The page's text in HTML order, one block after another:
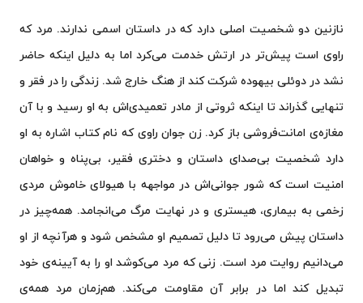
نازنین دو شخصیت اصلی دارد که در داستان اسمی ندارند. مرد که
راوی است پیش‌تر در ارتش خدمت می‌کرد اما به دلیل اینکه حاضر
نشد در دوئلی بیهوده شرکت کند از هنگ خارج شد. زندگی را در فقر و
تنهایی گذراند تا اینکه ثروتی از مادر تعمیدی‌اش به او رسید و با آن
مغازه‌ی امانت‌فروشی باز کرد. زن جوان راوی که نام کتاب اشاره به او
دارد شخصیت بی‌صدای داستان و دختری فقیر، بی‌پناه و خواهان
امنیت است که شور جوانی‌اش در مواجهه با هیولای خاموش مردی
زخمی به بیماری، هیستری و در نهایت مرگ می‌انجامد. همه‌چیز در
داستان پیش می‌رود تا دلیل تصمیم او مشخص شود و هرآنچه از او
می‌دانیم روایت مرد است. زنی که مرد می‌کوشد او را به آیینه‌ی خود
تبدیل کند اما در برابر آن مقاومت می‌کند. هم‌زمان مرد همه‌ی